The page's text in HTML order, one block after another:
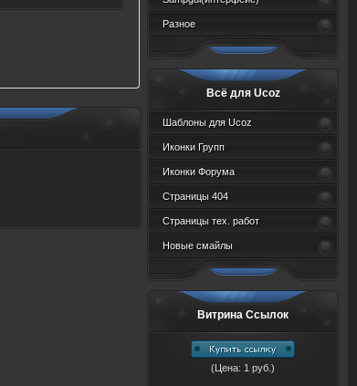
Разное
Всё для Ucoz
Шаблоны для Ucoz
Иконки Групп
Иконки Форума
Страницы 404
Страницы тех. работ
Новые смайлы
Витрина Ссылок
(Цена: 1 руб.)